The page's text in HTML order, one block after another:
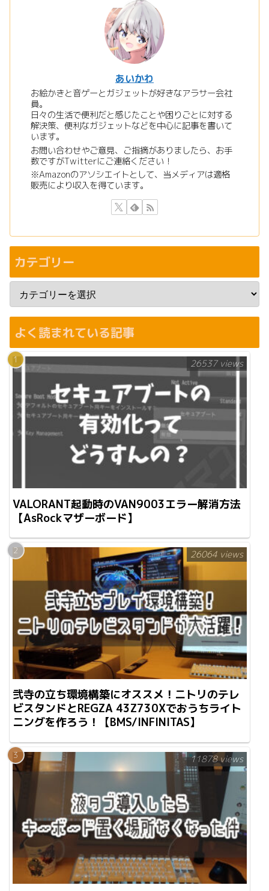
あいかわ
お絵かきと音ゲーとガジェットが好きなアラサー会社
員。
日々の生活で便利だと感じたことや困りごとに対する
解決策、便利なガジェットなどを中心に記事を書いて
います。
お問い合わせやご意見、ご指摘がありましたら、お手
数ですがTwitterにご連絡ください！
※Amazonのアソシエイトとして、当メディアは適格
販売により収入を得ています。
カテゴリー
よく読まれている記事
VALORANT起動時のVAN9003エラー解消方法
【AsRockマザーボード】
26537 views
弐寺の立ち環境構築にオススメ！ニトリのテレ
ビスタンドとREGZA 43Z730Xでおうちライト
ニングを作ろう！【BMS/INFINITAS】
26064 views
11878 views